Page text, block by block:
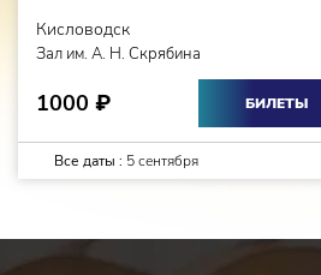
Кисловодск
Зал им. А. Н. Скрябина
1000 ₽ БИЛЕТЫ
Все даты : 5 сентября